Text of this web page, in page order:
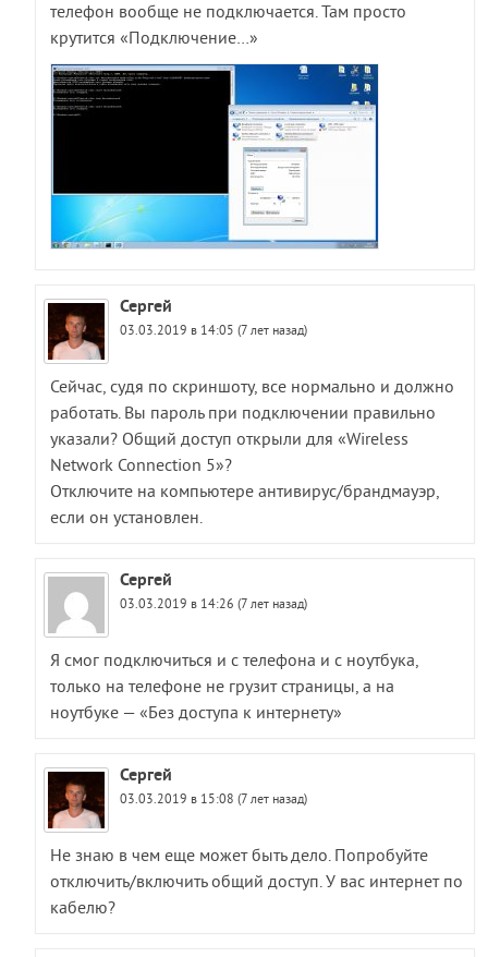
телефон вообще не подключается. Там просто
крутится «Подключение…»
Сергей
03.03.2019 в 14:05 (7 лет назад)
Сейчас, судя по скриншоту, все нормально и должно
работать. Вы пароль при подключении правильно
указали? Общий доступ открыли для «Wireless
Network Connection 5»?
Отключите на компьютере антивирус/брандмауэр,
если он установлен.
Сергей
03.03.2019 в 14:26 (7 лет назад)
Я смог подключиться и с телефона и с ноутбука,
только на телефоне не грузит страницы, а на
ноутбуке — «Без доступа к интернету»
Сергей
03.03.2019 в 15:08 (7 лет назад)
Не знаю в чем еще может быть дело. Попробуйте
отключить/включить общий доступ. У вас интернет по
кабелю?